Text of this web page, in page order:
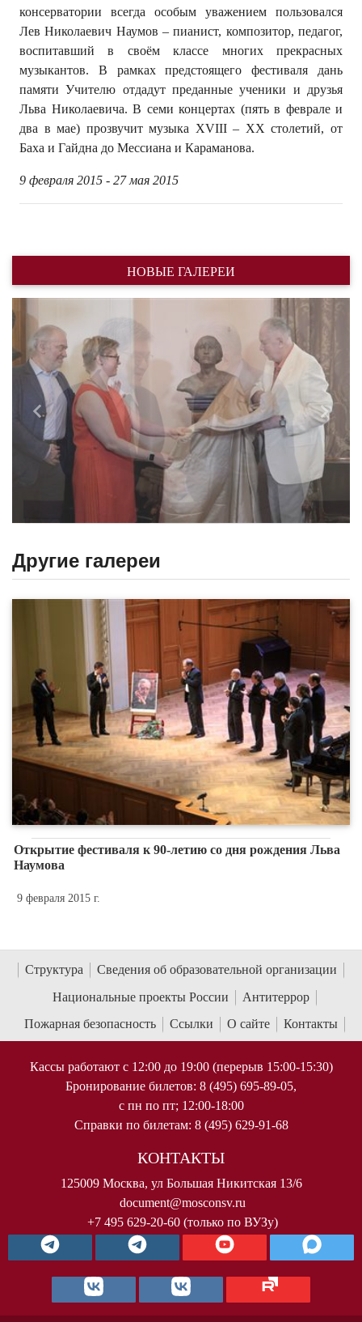
консерватории всегда особым уважением пользовался
Лев Николаевич Наумов – пианист, композитор, педагог,
воспитавший в своём классе многих прекрасных
музыкантов. В рамках предстоящего фестиваля дань
памяти Учителю отдадут преданные ученики и друзья
Льва Николаевича. В семи концертах (пять в феврале и
два в мае) прозвучит музыка XVIII – XX столетий, от
Баха и Гайдна до Мессиана и Караманова.
9 февраля 2015 - 27 мая 2015
НОВЫЕ ГАЛЕРЕИ
Назад
Другие галереи
Открытие фестиваля к 90-летию со дня рождения Льва
Наумова
9 февраля 2015 г.
Структура
Сведения об образовательной организации
Национальные проекты России
Антитеррор
Пожарная безопасность
Ссылки О сайте Контакты
Кассы работают с 12:00 до 19:00 (перерыв 15:00-15:30)
Бронирование билетов: 8 (495) 695-89-05,
с пн по пт; 12:00-18:00
Справки по билетам: 8 (495) 629-91-68
КОНТАКТЫ
125009 Москва, ул Большая Никитская 13/6
document@mosconsv.ru
+7 495 629-20-60 (только по ВУЗу)